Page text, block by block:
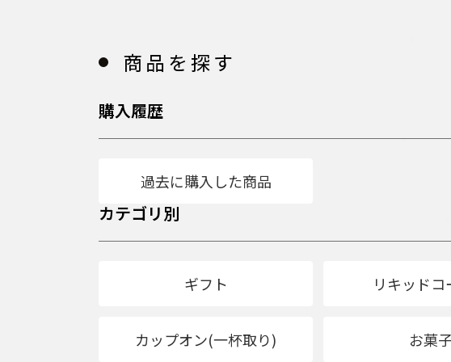
商品を探す
購入履歴
過去に購入した商品
カテゴリ別
ギフト リキッドコ
カップオン(一杯取り) お菓